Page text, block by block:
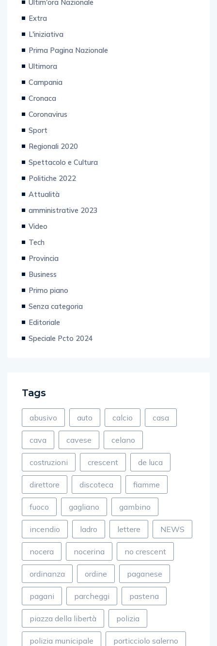
Ultim'ora Nazionale
Extra
L'iniziativa
Prima Pagina Nazionale
Ultimora
Campania
Cronaca
Coronavirus
Sport
Regionali 2020
Spettacolo e Cultura
Politiche 2022
Attualità
amministrative 2023
Video
Tech
Provincia
Business
Primo piano
Senza categoria
Editoriale
Speciale Pcto 2024
Tags
abusivo auto calcio casa
cava cavese celano
costruzioni crescent de luca
direttore discoteca fiamme
fuoco gagliano gambino
incendio ladro lettere NEWS
nocera nocerina no crescent
ordinanza ordine paganese
pagani parcheggi pastena
piazza della libertà polizia
polizia municipale porticciolo salerno